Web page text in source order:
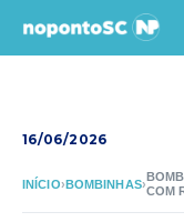
16/06/2026
INÍCIO›BOMBINHAS›
COM